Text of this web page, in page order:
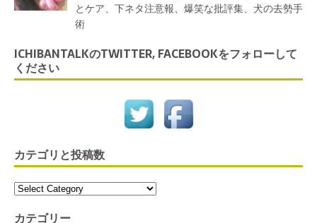
とケア、下ネタ注意報、爆笑な批評集、犬の去勢手
術
ICHIBANTALKのTWITTER, FACEBOOKをフォローして
ください
カテゴリと投稿数
カテゴリー